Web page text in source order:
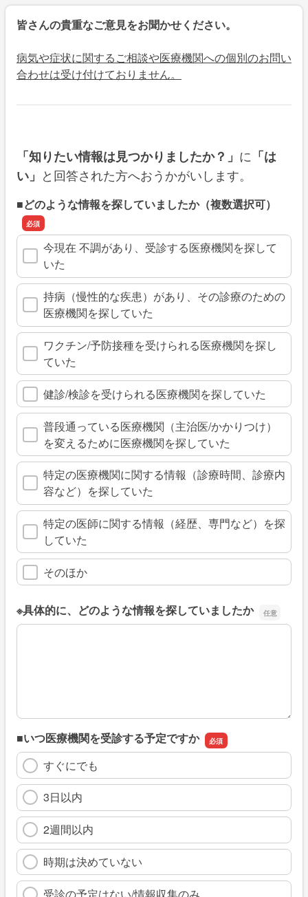
皆さんの貴重なご意見をお聞かせください。
病気や症状に関するご相談や医療機関への個別のお問い
合わせは受け付けておりません。
「知りたい情報は見つかりましたか？」 に 「は
い」 と回答された方へおうかがいします。
■どのような情報を探していましたか（複数選択可）
今現在 不調があり、受診する医療機関を探して
いた
持病（慢性的な疾患）があり、その診療のための
医療機関を探していた
ワクチン/予防接種を受けられる医療機関を探し
ていた
健診/検診を受けられる医療機関を探していた
普段通っている医療機関（主治医/かかりつけ）
を変えるために医療機関を探していた
特定の医療機関に関する情報（診療時間、診療内
容など）を探していた
特定の医師に関する情報（経歴、専門など）を探
していた
そのほか
※具体的に、どのような情報を探していましたか
※具体的に、どのような情報を探していましたか
■いつ医療機関を受診する予定ですか
すぐにでも
3日以内
2週間以内
時期は決めていない
受診の予定はない/情報収集のみ